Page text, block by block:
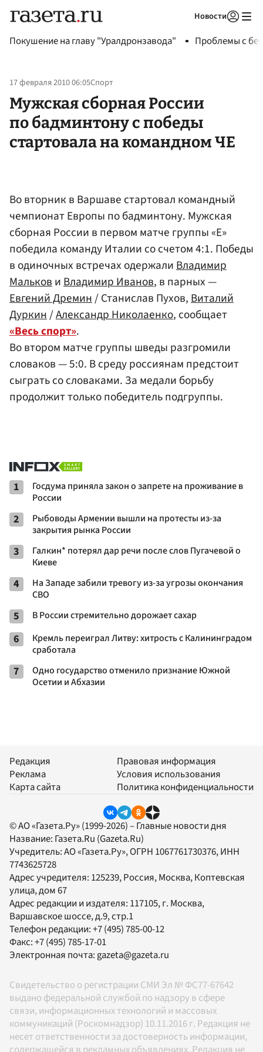
Новости
Покушение на главу "Уралдронзавода" Проблемы с
17 февраля 2010 06:05Спорт
Мужская сборная России
по бадминтону с победы
стартовала на командном ЧЕ
Во вторник в Варшаве стартовал командный
чемпионат Европы по бадминтону. Мужская
сборная России в первом матче группы «Е»
победила команду Италии со счетом 4:1. Победы
в одиночных встречах одержалиВладимир
МальковиВладимир Иванов, в парных —
Евгений Дремин/ Станислав Пухов,Виталий
Дуркин/Александр Николаенко, сообщает
«Весь спорт».
Во втором матче группы шведы разгромили
словаков — 5:0. В среду россиянам предстоит
сыграть со словаками. За медали борьбу
продолжит только победитель подгруппы.
1
Госдума приняла закон о запрете на проживание в
России
2
Рыбоводы Армении вышли на протесты из-за
закрытия рынка России
3
Галкин* потерял дар речи после слов Пугачевой о
Киеве
4
На Западе забили тревогу из-за угрозы окончания
СВО
5 В России стремительно дорожает сахар
6
Кремль переиграл Литву: хитрость с Калининградом
сработала
7
Одно государство отменило признание Южной
Осетии и Абхазии
Редакция
Реклама
Карта сайта
Правовая информация
Условия использования
Политика конфиденциальности
© АО «Газета.Ру» (1999-2026) – Главные новости дня
Название: Газета.Ru (Gazeta.Ru)
Учредитель:АО «Газета.Ру», ОГРН 1067761730376, ИНН
7743625728
Адрес учредителя: 125239, Россия, Москва, Коптевская
улица, дом 67
Адрес редакции и издателя: 117105, г. Москва,
Варшавское шоссе, д.9, стр.1
Телефон редакции:+7 (495) 785-00-12
Факс:+7 (495) 785-17-01
Электронная почта:gazeta@gazeta.ru
Свидетельство о регистрации СМИ Эл № ФС77-67642
выдано федеральной службой по надзору в сфере
связи, информационных технологий и массовых
коммуникаций (Роскомнадзор) 10.11.2016 г. Редакция не
несет ответственности за достоверность информации,